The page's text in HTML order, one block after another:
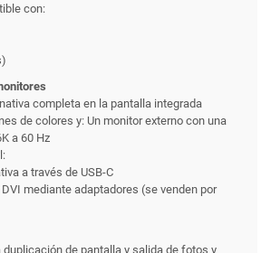
con:
completa en la pantalla integrada
de colores y: Un monitor externo con una
a 60 Hz
a través de USB-C
mediante adaptadores (se venden por
duplicación de pantalla y salida de fotos y